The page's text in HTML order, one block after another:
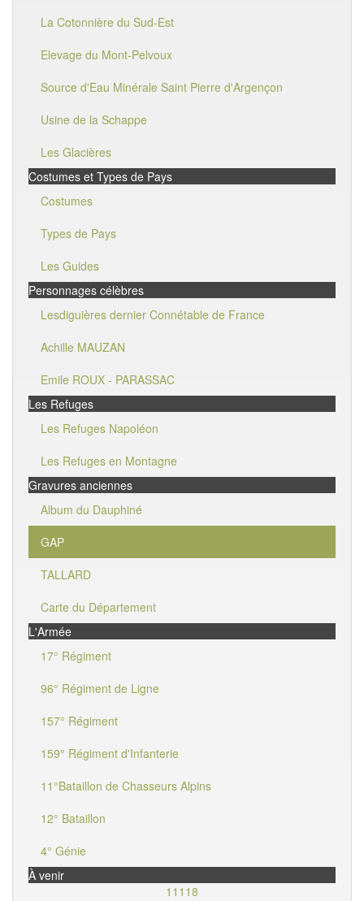
La Cotonnière du Sud-Est
Elevage du Mont-Pelvoux
Source d'Eau Minérale Saint Pierre d'Argençon
Usine de la Schappe
Les Glacières
Costumes et Types de Pays
Costumes
Types de Pays
Les Guides
Personnages célèbres
Lesdiguières dernier Connétable de France
Achille MAUZAN
Emile ROUX - PARASSAC
Les Refuges
Les Refuges Napoléon
Les Refuges en Montagne
Gravures anciennes
Album du Dauphiné
GAP
TALLARD
Carte du Département
L'Armée
17° Régiment
96° Régiment de Ligne
157° Régiment
159° Régiment d'Infanterie
11°Bataillon de Chasseurs Alpins
12° Bataillon
4° Génie
À venir
11118